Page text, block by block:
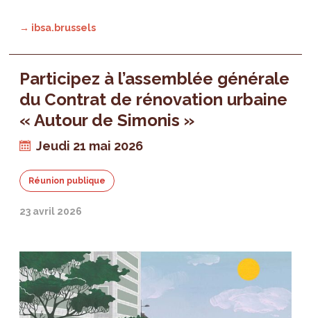
→ ibsa.brussels
Participez à l’assemblée générale
du Contrat de rénovation urbaine
« Autour de Simonis »
Jeudi 21 mai 2026
Réunion publique
23 avril 2026